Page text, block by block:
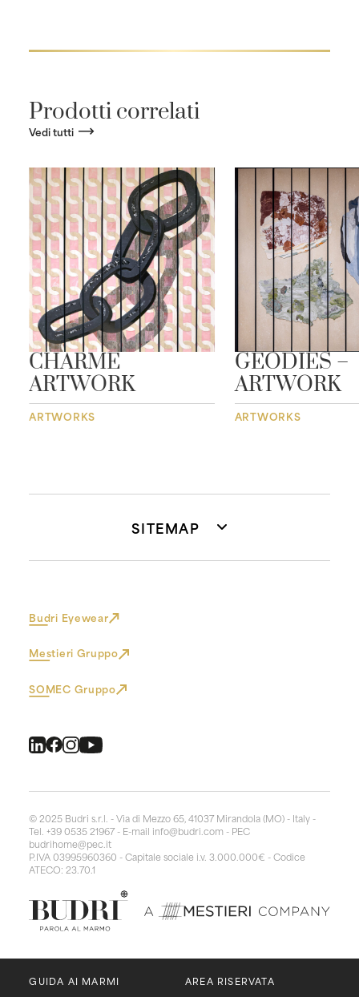
Prodotti correlati
Vedi tutti
CHARME
ARTWORK
ARTWORKS
GEODIES –
ARTWORK
ARTWORKS
SITEMAP
Budri Eyewear
Mestieri Gruppo
SOMEC Gruppo
© 2025 Budri s.r.l. - Via di Mezzo 65, 41037 Mirandola (MO) - Italy -
Tel. +39 0535 21967 - E-mail info@budri.com - PEC
budrihome@pec.it
P.IVA 03995960360 - Capitale sociale i.v. 3.000.000€ - Codice
ATECO: 23.70.1
GUIDA AI MARMI AREA RISERVATA